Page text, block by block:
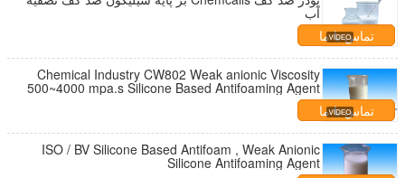
آب
تماس با ما
Chemical Industry CW802 Weak anionic Viscosity
500~4000 mpa.s Silicone Based Antifoaming Agent
تماس با ما
ISO / BV Silicone Based Antifoam , Weak Anionic
Silicone Antifoaming Agent